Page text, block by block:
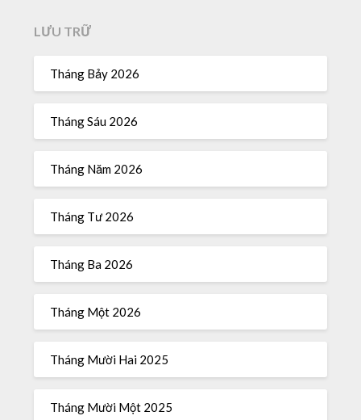
LƯU TRỮ
Tháng Bảy 2026
Tháng Sáu 2026
Tháng Năm 2026
Tháng Tư 2026
Tháng Ba 2026
Tháng Một 2026
Tháng Mười Hai 2025
Tháng Mười Một 2025